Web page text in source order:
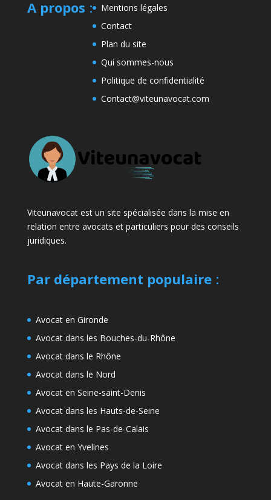
A propos :
Mentions légales
Contact
Plan du site
Qui sommes-nous
Politique de confidentialité
Contact@viteunavocat.com
Viteunavocat est un site spécialisée dans la mise en
relation entre avocats et particuliers pour des conseils
juridiques.
Par département populaire:
Avocat en Gironde
Avocat dans les Bouches-du-Rhône
Avocat dans le Rhône
Avocat dans le Nord
Avocat en Seine-saint-Denis
Avocat dans les Hauts-de-Seine
Avocat dans le Pas-de-Calais
Avocat en Yvelines
Avocat dans les Pays de la Loire
Avocat en Haute-Garonne